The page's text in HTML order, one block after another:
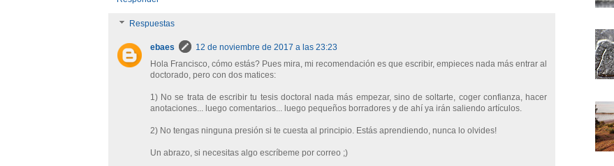
Respuestas
ebaes
12 de noviembre de 2017 a las 23:23
Hola Francisco, cómo estás? Pues mira, mi recomendación es que escribir, empieces nada más entrar al
doctorado, pero con dos matices:
1) No se trata de escribir tu tesis doctoral nada más empezar, sino de soltarte, coger confianza, hacer
anotaciones... luego comentarios... luego pequeños borradores y de ahí ya irán saliendo artículos.
2) No tengas ninguna presión si te cuesta al principio. Estás aprendiendo, nunca lo olvides!
Un abrazo, si necesitas algo escríbeme por correo ;)